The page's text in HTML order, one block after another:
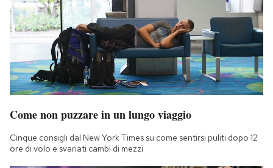
Come non puzzare in un lungo viaggio
Cinque consigli dal New York Times su come sentirsi puliti dopo 12
ore di volo e svariati cambi di mezzi